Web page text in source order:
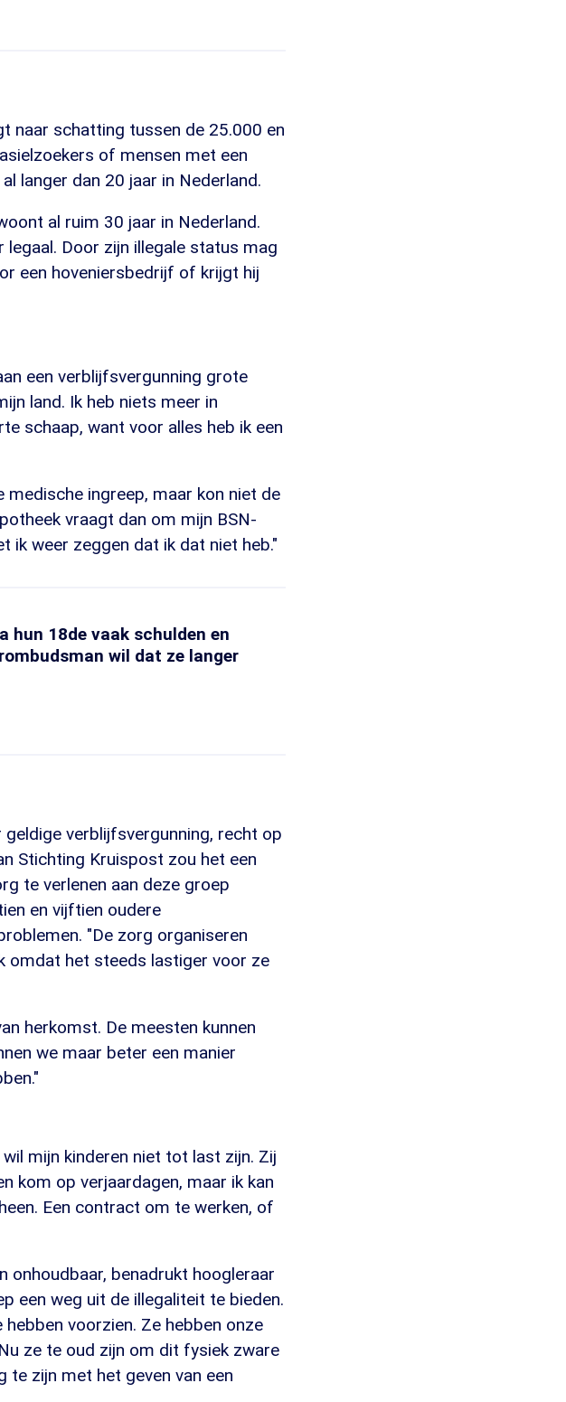
naar schatting tussen de 25.000 en
of mensen met een
langer dan 20 jaar in Nederland.
al ruim 30 jaar in Nederland.
legaal. Door zijn illegale status mag
een hoveniersbedrijf of krijgt hij
een verblijfsvergunning grote
land. Ik heb niets meer in
schaap, want voor alles heb ik een
medische ingreep, maar kon niet de
vraagt dan om mijn BSN-
ik weer zeggen dat ik dat niet heb."
hun 18de vaak schulden en
wil dat ze langer
verblijfsvergunning, recht op
Stichting Kruispost zou het een
te verlenen aan deze groep
en vijftien oudere
"De zorg organiseren
omdat het steeds lastiger voor ze
herkomst. De meesten kunnen
we maar beter een manier
mijn kinderen niet tot last zijn. Zij
kom op verjaardagen, maar ik kan
Een contract om te werken, of
onhoudbaar, benadrukt hoogleraar
een weg uit de illegaliteit te bieden.
voorzien. Ze hebben onze
ze te oud zijn om dit fysiek zware
zijn met het geven van een